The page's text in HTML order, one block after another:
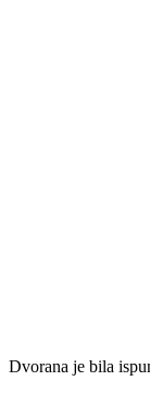
Dvorana je bila